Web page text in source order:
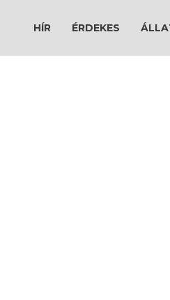
HÍR ÉRDEKES